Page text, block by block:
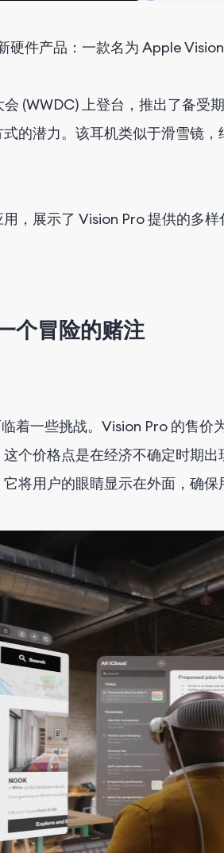
件产品：一款名为 Apple
(WWDC) 上登台，推出了备
的潜力。该耳机类似于滑雪镜
，展示了 Vision Pro 提供的多
个冒险的赌注
着一些挑战。Vision Pro 的售
个价格点是在经济不确定时期
将用户的眼睛显示在外面，确保